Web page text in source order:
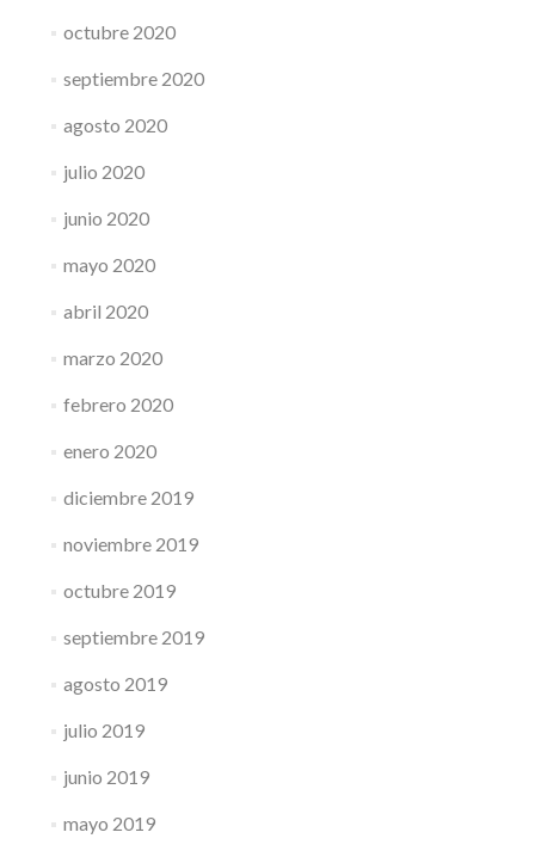
octubre 2020
septiembre 2020
agosto 2020
julio 2020
junio 2020
mayo 2020
abril 2020
marzo 2020
febrero 2020
enero 2020
diciembre 2019
noviembre 2019
octubre 2019
septiembre 2019
agosto 2019
julio 2019
junio 2019
mayo 2019